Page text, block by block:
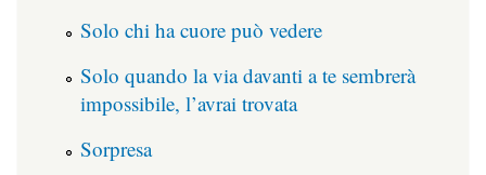
Solo chi ha cuore può vedere
Solo quando la via davanti a te sembrerà
impossibile, l’avrai trovata
Sorpresa